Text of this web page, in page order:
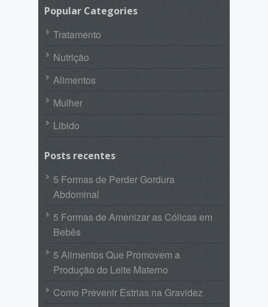
Popular Categories
Tratamento
Nutrição
Alimentos
Mulher
Libido
Posts recentes
5 Formas de Perder Gordura
Abdominal
5 Formas de Amenizar as Cólicas em
Bebês
5 Alimentos Que Promovem a
Produção do Leite Materno
Como Prevenir Estrias na Gravidez